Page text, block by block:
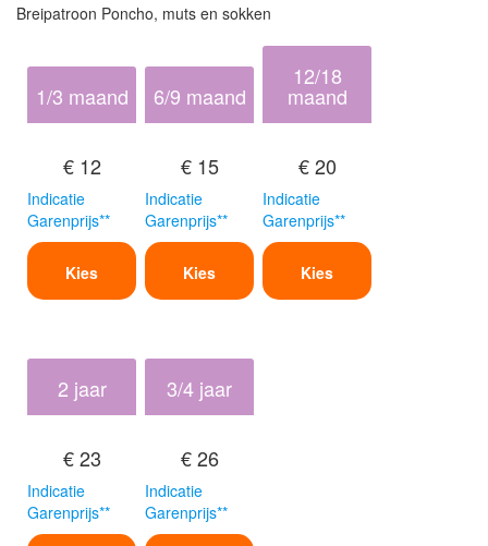
Breipatroon Poncho, muts en sokken
1/3 maand
€ 12
Indicatie
Garenprijs**
Kies
6/9 maand
€ 15
Indicatie
Garenprijs**
Kies
12/18
maand
€ 20
Indicatie
Garenprijs**
Kies
2 jaar
€ 23
Indicatie
Garenprijs**
3/4 jaar
€ 26
Indicatie
Garenprijs**